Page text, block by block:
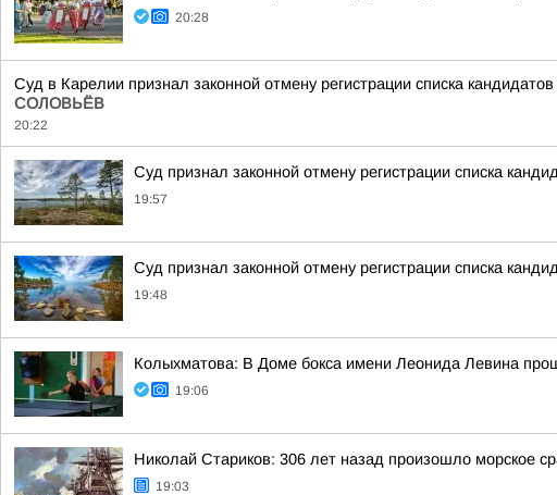
20:28
Суд в Карелии признал законной отмену регистрации списка
СОЛОВЬЁВ
20:22
Суд признал законной отмену регистрации списка
19:57
Суд признал законной отмену регистрации списка
19:48
Колыхматова: В Доме бокса имени Леонида Левина
19:06
Николай Стариков: 306 лет назад произошло морское
19:03